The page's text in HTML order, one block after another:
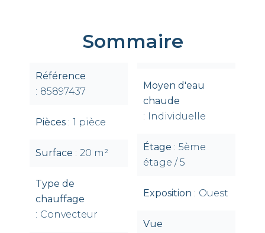
Sommaire
Référence
85897437
Pièces 1 pièce
Surface 20 m²
Type de
chauffage
Convecteur
Moyen d'eau
chaude
Individuelle
Étage
5ème
étage / 5
Exposition Ouest
Vue